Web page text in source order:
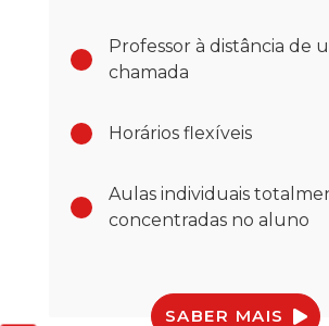
Professor à distância de
chamada
Horários flexíveis
Aulas individuais
concentradas no aluno
SABER MAIS